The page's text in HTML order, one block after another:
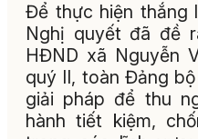
Để thực hiện thắng
Nghị quyết đã đề
HĐND xã Nguyễn
quý II, toàn Đảng
giải pháp để thu
hành tiết kiệm,